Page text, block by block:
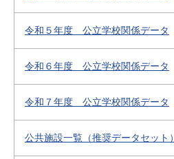
令和５年度 公立学校関係データ
令和６年度 公立学校関係データ
令和７年度 公立学校関係データ
公共施設一覧（推奨データセット）